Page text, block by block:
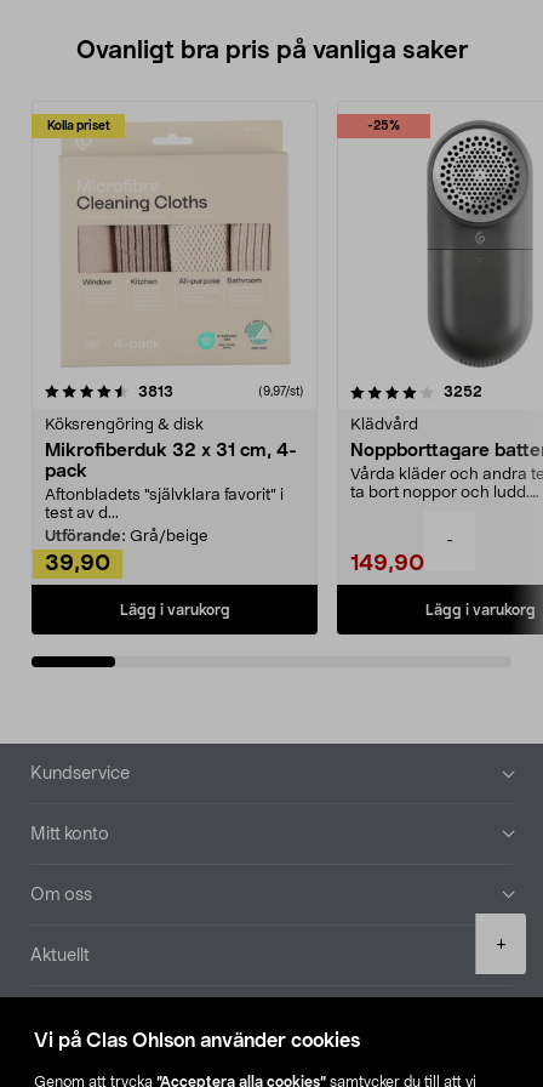
Vi på Clas Ohlson använder cookies
Genom att trycka ”Acceptera alla cookies” samtycker du till att vi
-
+
Ovanligt bra pris på vanliga saker
Kolla priset
3813 (9,97/st)
Köksrengöring & disk
Mikrofiberduk 32 x 31 cm, 4-
pack
Aftonbladets "självklara favorit” i
test av d...
Utförande: Grå/beige
39,90
Lägg i varukorg
-25%
4.0av 5 stjärnor 3252
Klädvård
Noppborttagare
Vårda kläder och andra
ta bort noppor och ludd.
149,90
Lägg i varukorg
4.5av 5 stjärnor
Sidfot
Kundservice
Mitt konto
Om oss
Aktuellt
Hitta butik